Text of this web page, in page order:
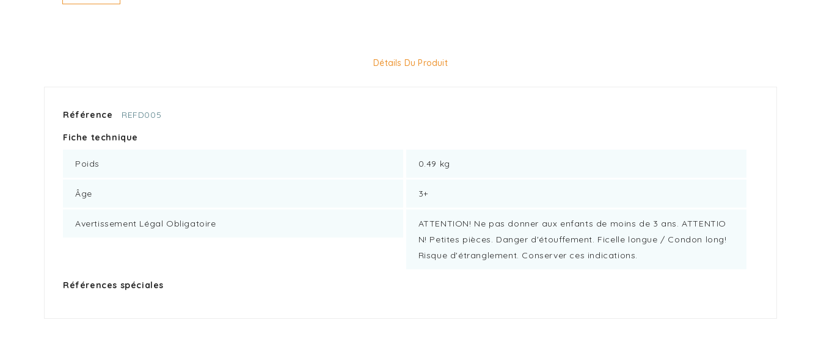
Détails Du Produit
Référence REFD005
Fiche technique
Poids 0.49 kg
Âge 3+
Avertissement Légal Obligatoire
ATTENTION! Ne pas donner aux enfants de moins de 3 ans. ATTENTIO
N! Petites pièces. Danger d'étouffement. Ficelle longue / Condon long!
Risque d'étranglement. Conserver ces indications.
Références spéciales